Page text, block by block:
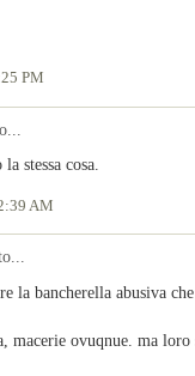
PM
stessa cosa.
AM
la bancherella abusiva
macerie ovuqnue. ma loro